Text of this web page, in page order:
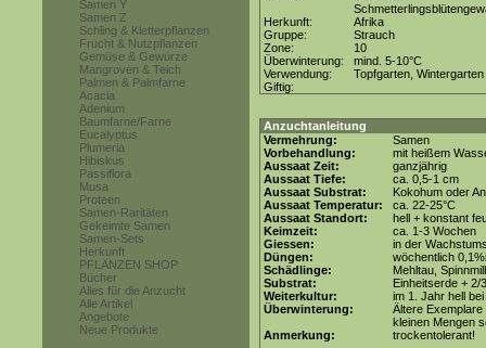
Samen Y
Samen Z
Schling & Kletterpflanzen
Frucht & Nutzpflanzen
Gemüse & Gewürze
Mangroven & Teich
Palmen & Palmfarne
Acacia
Adenium
Baumfarne/Farne
Eucalyptus
Plumeria
Hibiskus
Passiflora
Musa
Proteen
Samen-Raritäten
Gekeimte Samen
Samen-Sets
Herkunft
PFLANZEN SHOP
Bücher
Alles für die Anzucht
Alle Artikel
Angebote
Neue Produkte
Herkunft:
Afrika
Gruppe:
Strauch
Zone:
10
Überwinterung:
mind. 5-10°C
Verwendung:
Topfgarten, Wintergarten
Giftig:
Anzuchtanleitung
Vermehrung:
Samen
Vorbehandlung:
mit heißem
Aussaat Zeit:
ganzjährig
Aussaat Tiefe:
ca. 0,5-1 cm
Aussaat Substrat:
Kokohum oder
Aussaat Temperatur:
ca. 22-25°C
Aussaat Standort:
hell + konstant
Keimzeit:
ca. 1-3 Wochen
Giessen:
in der
Düngen:
wöchentlich
Schädlinge:
Mehltau,
Substrat:
Einheitserde + 2/
Weiterkultur:
im 1. Jahr hell
Überwinterung:
Ältere
kleinen Mengen
Anmerkung:
trockentolerant!